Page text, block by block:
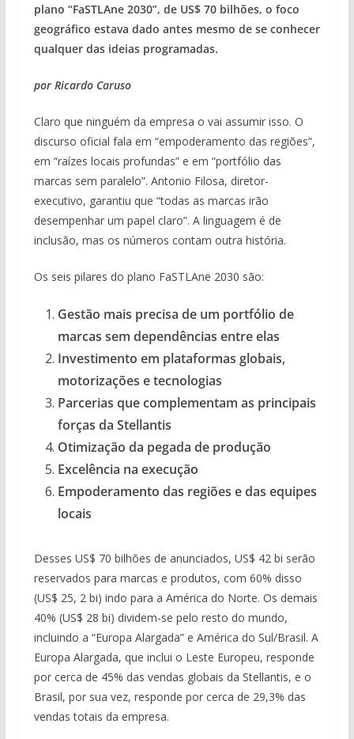
plano “FaSTLAne 2030”, de US$ 70 bilhões, o foco
geográfico estava dado antes mesmo de se conhecer
qualquer das ideias programadas.
por Ricardo Caruso
Claro que ninguém da empresa o vai assumir isso. O
discurso oficial fala em “empoderamento das regiões”,
em “raízes locais profundas” e em “portfólio das
marcas sem paralelo”. Antonio Filosa, diretor-
executivo, garantiu que “todas as marcas irão
desempenhar um papel claro”. A linguagem é de
inclusão, mas os números contam outra história.
Os seis pilares do plano FaSTLAne 2030 são:
Gestão mais precisa de um portfólio de
marcas sem dependências entre elas
Investimento em plataformas globais,
motorizações e tecnologias
Parcerias que complementam as principais
forças da Stellantis
Otimização da pegada de produção
Excelência na execução
Empoderamento das regiões e das equipes
locais
Desses US$ 70 bilhões de anunciados, US$ 42 bi serão
reservados para marcas e produtos, com 60% disso
(US$ 25, 2 bi) indo para a América do Norte. Os demais
40% (US$ 28 bi) dividem-se pelo resto do mundo,
incluindo a “Europa Alargada” e América do Sul/Brasil. A
Europa Alargada, que inclui o Leste Europeu, responde
por cerca de 45% das vendas globais da Stellantis, e o
Brasil, por sua vez, responde por cerca de 29,3% das
vendas totais da empresa.